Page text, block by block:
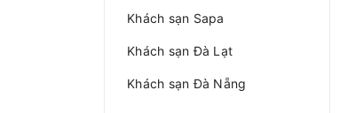
Khách sạn Sapa
Khách sạn Đà Lạt
Khách sạn Đà Nẵng